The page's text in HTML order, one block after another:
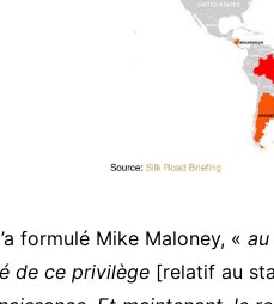
formulé Mike Maloney, «
de ce privilège [relatif au